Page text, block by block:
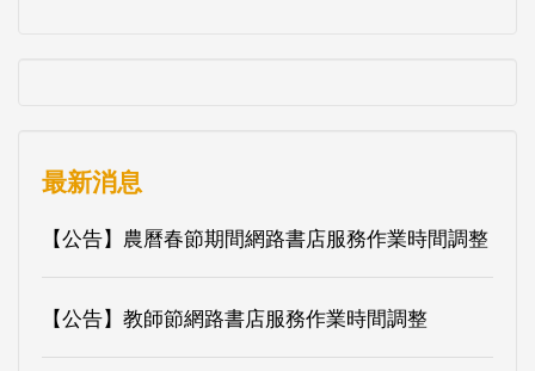
最新消息
【公告】農曆春節期間網路書店服務作業時間調整
【公告】教師節網路書店服務作業時間調整